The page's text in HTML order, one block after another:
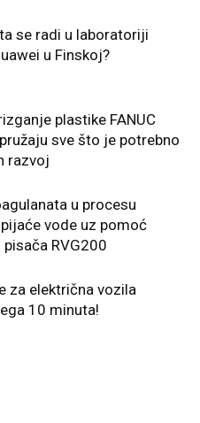
se radi u laboratoriji
u Finskoj?
plastike FANUC
pružaju sve što je potrebno
razvoj
u procesu
vode uz pomoć
RVG200
za električna vozila
10 minuta!